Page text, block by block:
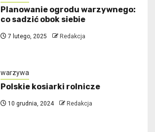
Planowanie ogrodu warzywnego:
co sadzić obok siebie
7 lutego, 2025 Redakcja
warzywa
Polskie kosiarki rolnicze
10 grudnia, 2024 Redakcja